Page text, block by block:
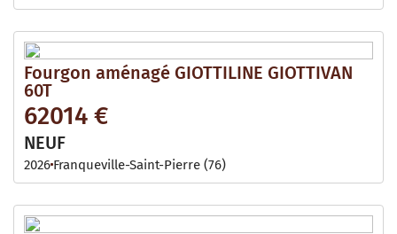
Fourgon aménagé GIOTTILINE GIOTTIVAN
60T
62014 €
NEUF
2026 Franqueville-Saint-Pierre (76)